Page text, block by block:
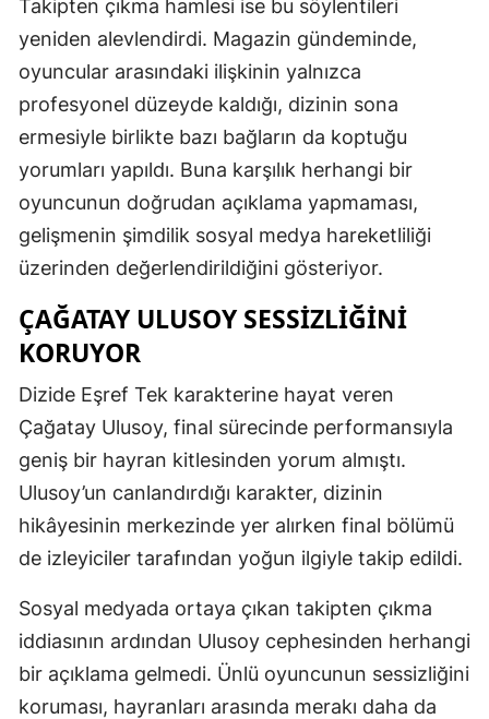
Takipten çıkma hamlesi ise bu söylentileri
yeniden alevlendirdi. Magazin gündeminde,
oyuncular arasındaki ilişkinin yalnızca
profesyonel düzeyde kaldığı, dizinin sona
ermesiyle birlikte bazı bağların da koptuğu
yorumları yapıldı. Buna karşılık herhangi bir
oyuncunun doğrudan açıklama yapmaması,
gelişmenin şimdilik sosyal medya hareketliliği
üzerinden değerlendirildiğini gösteriyor.
ÇAĞATAY ULUSOY SESSIZLIĞINI
KORUYOR
Dizide Eşref Tek karakterine hayat veren
Çağatay Ulusoy, final sürecinde performansıyla
geniş bir hayran kitlesinden yorum almıştı.
Ulusoy’un canlandırdığı karakter, dizinin
hikâyesinin merkezinde yer alırken final bölümü
de izleyiciler tarafından yoğun ilgiyle takip edildi.
Sosyal medyada ortaya çıkan takipten çıkma
iddiasının ardından Ulusoy cephesinden herhangi
bir açıklama gelmedi. Ünlü oyuncunun sessizliğini
koruması, hayranları arasında merakı daha da